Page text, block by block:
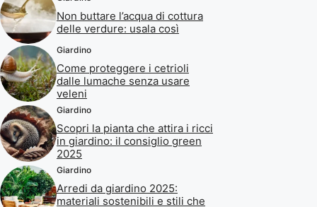
Non buttare l’acqua di cottura
delle verdure: usala così
Giardino
Come proteggere i cetrioli
dalle lumache senza usare
veleni
Giardino
Scopri la pianta che attira i ricci
in giardino: il consiglio green
2025
Giardino
Arredi da giardino 2025:
materiali sostenibili e stili che